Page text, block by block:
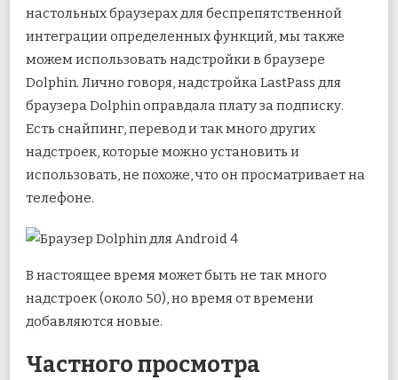
настольных браузерах для беспрепятственной
интеграции определенных функций, мы также
можем использовать надстройки в браузере
Dolphin. Лично говоря, надстройка LastPass для
браузера Dolphin оправдала плату за подписку.
Есть снайпинг, перевод и так много других
надстроек, которые можно установить и
использовать, не похоже, что он просматривает на
телефоне.
В настоящее время может быть не так много
надстроек (около 50), но время от времени
добавляются новые.
Частного просмотра